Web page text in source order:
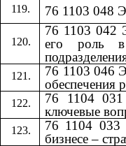
76 1103 048
76 1103 042
его роль в
76 1103 046
обеспечения
76 1104 031
ключевые
76 1104 033
бизнесе –